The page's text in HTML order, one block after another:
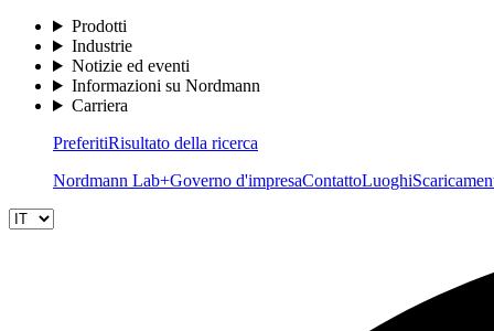
Prodotti
Industrie
Notizie ed eventi
Informazioni su Nordmann
Carriera
PreferitiRisultato della ricerca
Nordmann Lab+Governo d'impresaContattoLuoghi